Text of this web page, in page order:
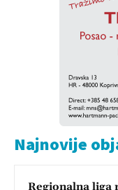
Najnovije
Regionalna liga